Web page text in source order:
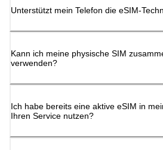
Unterstützt mein Telefon die eSIM-
Kann ich meine physische SIM
verwenden?
Ich habe bereits eine aktive eSIM in
Ihren Service nutzen?